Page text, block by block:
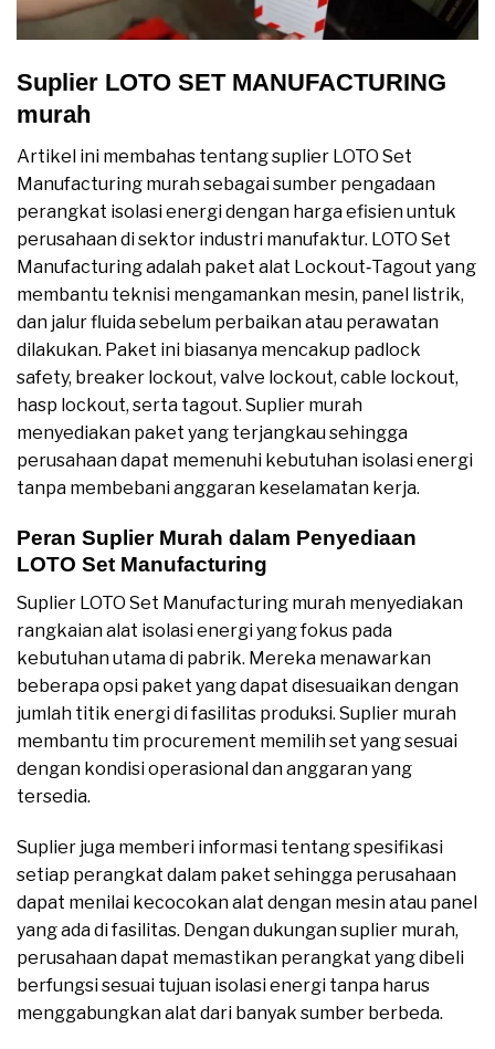
Suplier LOTO SET MANUFACTURING
murah
Artikel ini membahas tentang suplier LOTO Set
Manufacturing murah sebagai sumber pengadaan
perangkat isolasi energi dengan harga efisien untuk
perusahaan di sektor industri manufaktur. LOTO Set
Manufacturing adalah paket alat Lockout‑Tagout yang
membantu teknisi mengamankan mesin, panel listrik,
dan jalur fluida sebelum perbaikan atau perawatan
dilakukan. Paket ini biasanya mencakup padlock
safety, breaker lockout, valve lockout, cable lockout,
hasp lockout, serta tagout. Suplier murah
menyediakan paket yang terjangkau sehingga
perusahaan dapat memenuhi kebutuhan isolasi energi
tanpa membebani anggaran keselamatan kerja.
Peran Suplier Murah dalam Penyediaan
LOTO Set Manufacturing
Suplier LOTO Set Manufacturing murah menyediakan
rangkaian alat isolasi energi yang fokus pada
kebutuhan utama di pabrik. Mereka menawarkan
beberapa opsi paket yang dapat disesuaikan dengan
jumlah titik energi di fasilitas produksi. Suplier murah
membantu tim procurement memilih set yang sesuai
dengan kondisi operasional dan anggaran yang
tersedia.
Suplier juga memberi informasi tentang spesifikasi
setiap perangkat dalam paket sehingga perusahaan
dapat menilai kecocokan alat dengan mesin atau panel
yang ada di fasilitas. Dengan dukungan suplier murah,
perusahaan dapat memastikan perangkat yang dibeli
berfungsi sesuai tujuan isolasi energi tanpa harus
menggabungkan alat dari banyak sumber berbeda.